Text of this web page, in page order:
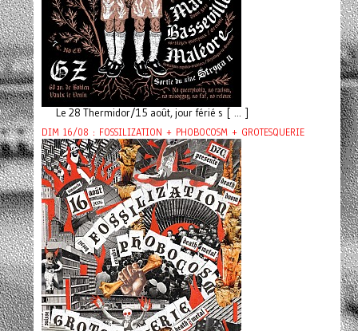
Le 28 Thermidor/15 août, jour férié s [ ... ]
DIM 16/08 : FOSSILIZATION + PHOBOCOSM + GROTESQUERIE